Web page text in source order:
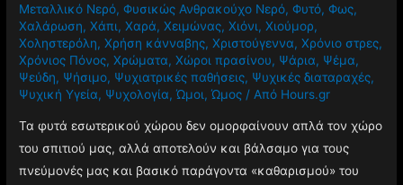
Μεταλλικό Νερό,Φυσικώς Ανθρακούχο Νερό,Φυτό,Φως,
Χαλάρωση,Χάπι,Χαρά,Χειμώνας,Χιόνι,Χιούμορ,
Χοληστερόλη,Χρήση κάνναβης,Χριστούγεννα,Χρόνιο στρες,
Χρόνιος Πόνος,Χρώματα,Χώροι πρασίνου, Ψάρια, Ψέμα,
Ψεύδη, Ψήσιμο, Ψυχιατρικές παθήσεις, Ψυχικές διαταραχές,
Ψυχική Υγεία, Ψυχολογία,Ώμοι,Ώμος / Από Hours.gr
Τα φυτά εσωτερικού χώρου δεν ομορφαίνουν απλά τον χώρο
του σπιτιού μας, αλλά αποτελούν και βάλσαμο για τους
πνεύμονές μας και βασικό παράγοντα «καθαρισμού» του